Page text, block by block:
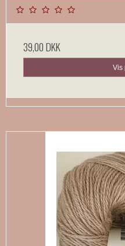
39,00 DKK
Vis